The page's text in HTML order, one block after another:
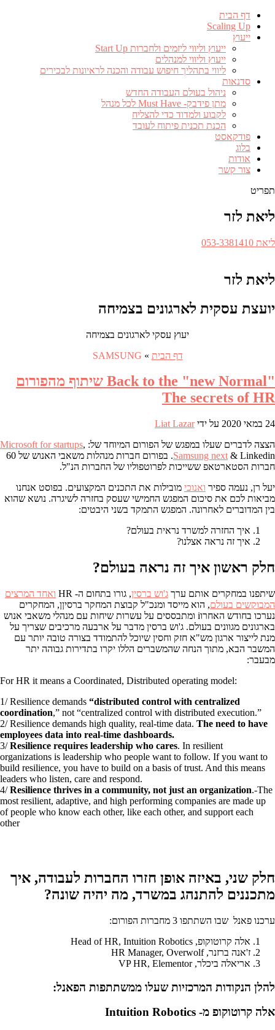
דף הבית
Scaling Up
ייעוץ
ייעוץ וליווי ליזמים ולחברות Start Up
ייעוץ וליווי למנהלים
ליווי בתהליך חיפוש עבודה והכנה לראיונות לבכירים
סדנאות
ניהול בעולם העבודה החדש
מתן פידבק- Must Have לכל מנהל
לקבוע ולמדוד כדי להצליח
הכנת תכנית פיתוח לעובד
פודקאסט
בלוג
אודות
צור קשר
תפריט
ליאת לזר
מספר
ליאת 053-3381410​
ליאת לזר
יועצת עסקית לארגונים בצמיחה
יעוץ עסקי לארגונים בצמיחה
דף הבית »
SAMSUNG
"Back to the "new Normal שיתוף מהפורום
The secrets of HR
24 במאי 2020 על ידיLiat Lazar
הצצה לדברים שעלו במפגש של הפורום המיוחד של: Microsoft for startups,
Samsung next
& Linkedin. בפורום חברות מנהלות משאבי האנוש של 60
חברות הסטארטאפ ששייכות לפרוטפוליו של החברות הנ"ל.
יעל רן, נעמה ספיר ואנוכי מובילות את התכנים המקצועים. בפוסט אנחנו
מביאות לכם את סיכום המפגש החמישי שעסק בחזרה לשיגרה. נושא שהוא
בין המדוברים לאחרונה. המפגש התמקד בשני היבטים:
איך החזרה למשרד נראית בעולם?
איך זה נראה אצלנו?
חלק ראשון איך זה נראה בעולם?
שיתפנו במחקרים אותם ערך ג'וש ברסין, גורו בתחום ה- HR
ואחד המרצים
המבוקשים בעולם, הוא מייסד ומנכ"ל קבוצת המחקר ברסיןן, המחקרים
נערכו בחודש האחרוi ומתבססים על עשרות שיחות עם מנהלי משאבי אנוש
בארגונים מגוונים בעולם. ג'וש ברסין מדבר על ארבעה מרכיבים שצריך על
מנת לייצור ארגון מש"א חזק וחסין שיוכל להתמודד בצורה טובה יותר עם
המשבר הבא, מתוך הנחה שהמשברים הללו יקרו בתדירות גבוהה יתר
מבעבר:
For HR it means a Coordinated, Distributed operating model:
1/ Resilience demands “distributed control with centralized
coordination,” not “centralized control with distributed execution.”
2/ Resilience demands high quality, real-time data. The need to have
employees data into real-time dashboards.
3/Resilience requires leadership who cares. In resilient
organizations is leadership who people want to follow. If you want to
build resilience, you have to build on a basis of trust. And this means
leaders who listen, care and respond.
4/Resilience thrives in a community, not just an organization.-The
most resilient, adaptive, and high performing companies are made up
of people who know each other, like each other, and support each
other
חלק שני, באיזה אופן חזרו החברות לעבודה, איך
מתכננים להתנהג במשרד, מה יהיה שונה?
ערכנו פאנל שבו השתתפו 3 מחברות הפורום:
אלה קרוטוקופ, Head of HR, Intuition Robotics
ז'אנה ברזנר, HR Manager, Overwolf
אריאלה ביכלר, VP HR, Elementor
להלן הנקודות המרכזיות שעלו ממשתתפות הפאנל:
אלה קרוטוקופ מ- Intuition Robotics